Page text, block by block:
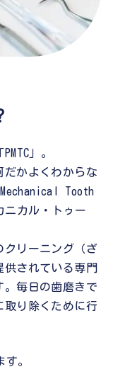
」。
だかよくわからな
Tooth
ニカル・トゥー
クリーニング（ざ
供されている専門
。毎日の歯磨きで
取り除くために行
。